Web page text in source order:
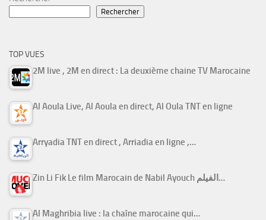
Rechercher
TOP VUES
2M live , 2M en direct : La deuxième chaine TV Marocaine
Al Aoula Live, Al Aoula en direct, Al Oula TNT en ligne
Arryadia TNT en direct , Arriadia en ligne ,…
Zin Li Fik Le film Marocain de Nabil Ayouch الفيلم…
Al Maghribia live : la chaîne marocaine qui…